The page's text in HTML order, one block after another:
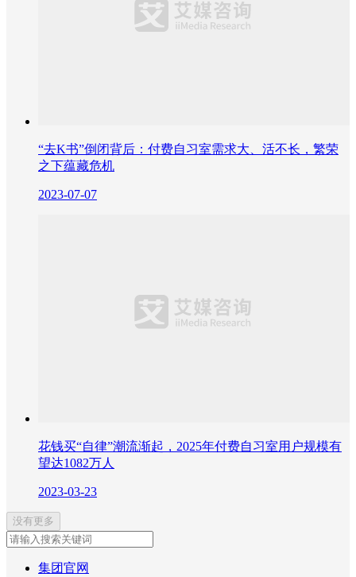
“去K书”倒闭背后：付费自习室需求大、活不长，繁荣
之下蕴藏危机
2023-07-07
花钱买“自律”潮流渐起，2025年付费自习室用户规模有
望达1082万人
2023-03-23
没有更多
集团官网